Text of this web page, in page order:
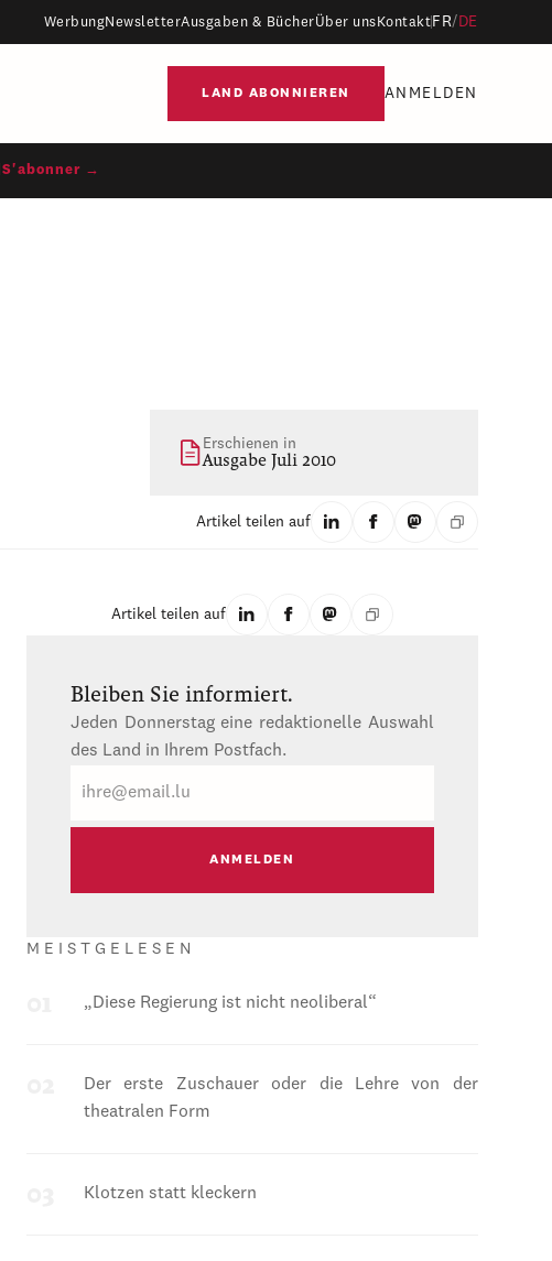
WerbungNewsletterAusgaben & BücherÜber uns Kontakt FR/ DE
LAND ABONNIEREN ANMELDEN
S'abonner →
Erschienen in
Ausgabe Juli 2010
Artikel teilen auf
Artikel teilen auf
Bleiben Sie informiert.
Jeden Donnerstag eine redaktionelle Auswahl
des Land in Ihrem Postfach.
Mail
MEISTGELESEN
„Diese Regierung ist nicht neoliberal“
Der erste Zuschauer oder die Lehre von der
theatralen Form
Klotzen statt kleckern